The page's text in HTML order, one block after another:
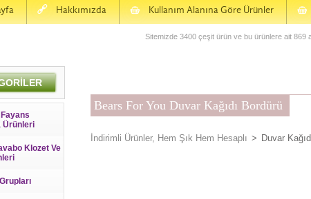
Hakkımızda
a Kullanım Alanına Göre Ürünler
S S
Sitemizde 3400 çeşit ürün ve bu ürünlere ait 869
Ürünleri
Klozet Ve
Bears For You Duvar Kağıdı Bordürü
İndirimli Ürünler, Hem Şık Hem Hesaplı > Duvar